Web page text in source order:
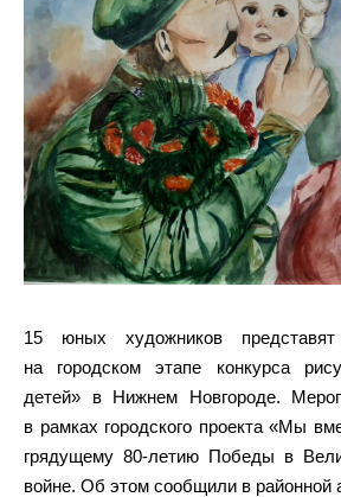
15 юных художников
на городском этапе конкурса
детей» в Нижнем Новгороде.
в рамках городского проекта «Мы
грядущему 80-летию Победы в
войне. Об этом сообщили в районной